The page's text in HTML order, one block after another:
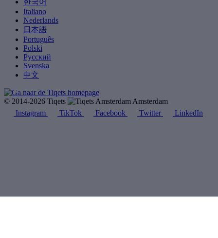
한국어
Italiano
Nederlands
日本語
Português
Polski
Русский
Svenska
中文
© 2014-2026 Tiqets
Amsterdam
Instagram
TikTok Facebook Twitter LinkedIn